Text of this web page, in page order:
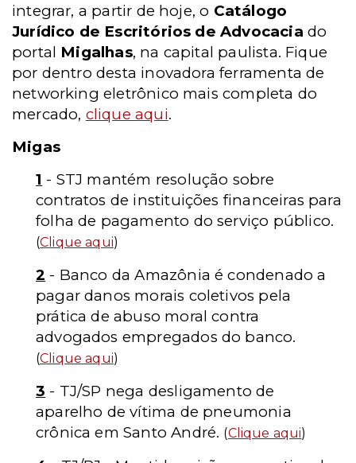
integrar, a partir de hoje, o Catálogo
Jurídico de Escritórios de Advocacia do
portal Migalhas, na capital paulista. Fique
por dentro desta inovadora ferramenta de
networking eletrônico mais completa do
mercado, clique aqui.
Migas
1 - STJ mantém resolução sobre
contratos de instituições financeiras para
folha de pagamento do serviço público.
(Clique aqui)
2 - Banco da Amazônia é condenado a
pagar danos morais coletivos pela
prática de abuso moral contra
advogados empregados do banco.
(Clique aqui)
3 - TJ/SP nega desligamento de
aparelho de vítima de pneumonia
crônica em Santo André. (Clique aqui)